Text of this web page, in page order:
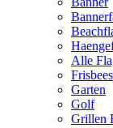
Alle
Frisbees
Garten
Golf
Grillen